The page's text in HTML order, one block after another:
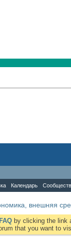
Календарь
внешняя
FAQ by clicking the link
that you want to